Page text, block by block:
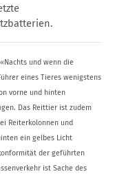
und wenn die
eines Tieres wenigstens
vorne und hinten
Das Reittier ist zudem
Reiterkolonnen und
ein gelbes Licht
der geführten
ist Sache des